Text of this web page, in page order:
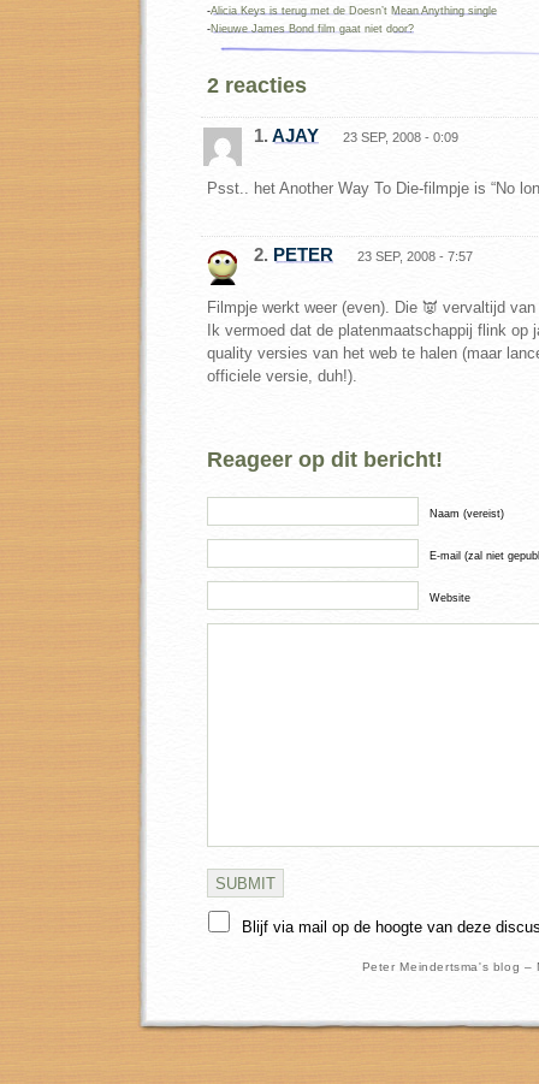
-Alicia Keys is terug met de Doesn’t Mean Anything single
-Nieuwe James Bond film gaat niet door?
2 reacties
1.AJAY 23 SEP, 2008 - 0:09
Psst.. het Another Way To Die-filmpje is “No
2. PETER 23 SEP, 2008 - 7:57
Filmpje werkt weer (even). Die 👿 vervaltijd
Ik vermoed dat de platenmaatschappij flink op
quality versies van het web te halen (maar
officiele versie, duh!).
Reageer op dit bericht!
Naam (vereist)
E-mail (zal niet
Website
Blijf via mail op de hoogte van deze
Peter Meindertsma's blog